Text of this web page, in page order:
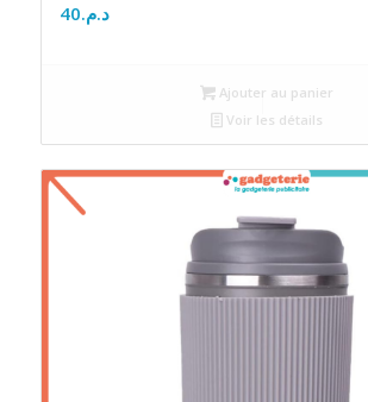
د.م.40
Ajouter au panier
Voir les détails